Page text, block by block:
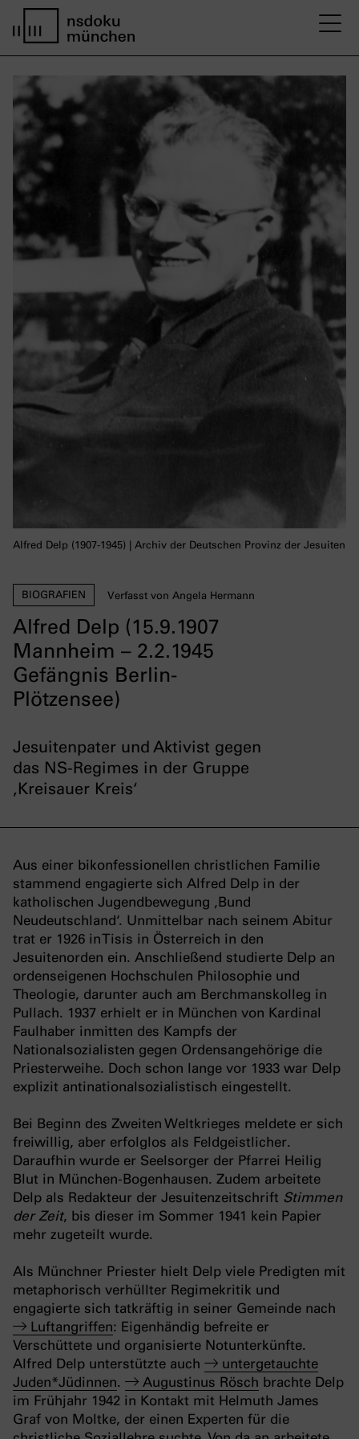
Alfred Delp (15.9.1907
Mannheim – 2.2.1945
Gefängnis Berlin-
Plötzensee)
BIOGRAFIEN Verfasst von Angela Hermann
Jesuitenpater und Aktivist gegen
das NS-Regimes in der Gruppe
‚Kreisauer Kreis‘
Alfred Delp (1907-1945) | Archiv der Deutschen Provinz der Jesuiten
Aus einer bikonfessionellen christlichen Familie
stammend engagierte sich Alfred Delp in der
katholischen Jugendbewegung ‚Bund
Neudeutschland‘. Unmittelbar nach seinem Abitur
trat er 1926 in Tisis in Österreich in den
Jesuitenorden ein. Anschließend studierte Delp an
ordenseigenen Hochschulen Philosophie und
Theologie, darunter auch am Berchmanskolleg in
Pullach. 1937 erhielt er in München von Kardinal
Faulhaber inmitten des Kampfs der
Nationalsozialisten gegen Ordensangehörige die
Priesterweihe. Doch schon lange vor 1933 war Delp
explizit antinationalsozialistisch eingestellt.
Bei Beginn des Zweiten Weltkrieges meldete er sich
freiwillig, aber erfolglos als Feldgeistlicher.
Daraufhin wurde er Seelsorger der Pfarrei Heilig
Blut in München-Bogenhausen. Zudem arbeitete
Delp als Redakteur der Jesuitenzeitschrift Stimmen
der Zeit, bis dieser im Sommer 1941 kein Papier
mehr zugeteilt wurde.
Als Münchner Priester hielt Delp viele Predigten mit
metaphorisch verhüllter Regimekritik und
engagierte sich tatkräftig in seiner Gemeinde nach
Luftangriffen: Eigenhändig befreite er
Verschüttete und organisierte Notunterkünfte.
Alfred Delp unterstützte auch
untergetauchte
Juden*Jüdinnen. Augustinus Rösch brachte Delp
im Frühjahr 1942 in Kontakt mit Helmuth James
Graf von Moltke, der einen Experten für die